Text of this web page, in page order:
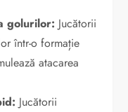
golurilor: Jucătorii
într-o formație
atacarea
Jucătorii